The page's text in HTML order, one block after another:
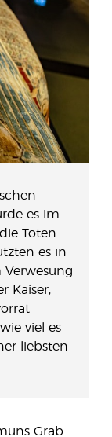
es im
Toten
es in
Kaiser,
viel es
liebsten
Grab